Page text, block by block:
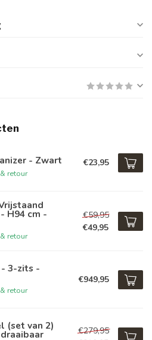
- Zwart
retour
€23,95
H94 cm -
retour
€59,95
€49,95
- 3-zits -
retour
€949,95
(set van 2)
€279,95